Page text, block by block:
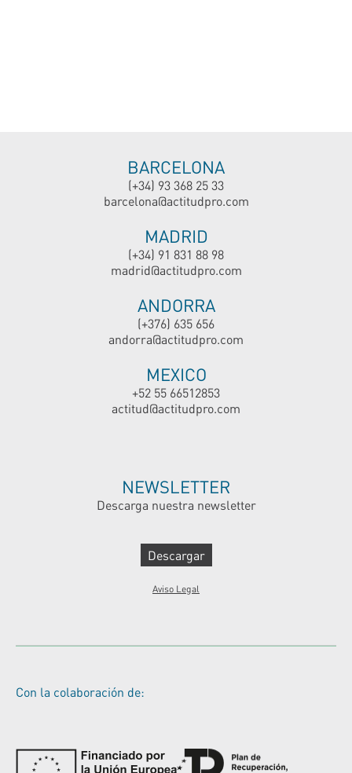
BARCELONA
(+34) 93 368 25 33
barcelona@actitudpro.com
MADRID
(+34) 91 831 88 98
madrid@actitudpro.com
ANDORRA
(+376) 635 656
andorra@actitudpro.com
MEXICO
+52 55 66512853
actitud@actitudpro.com
NEWSLETTER
Descarga nuestra newsletter
Descargar
Aviso Legal
Con la colaboración de: